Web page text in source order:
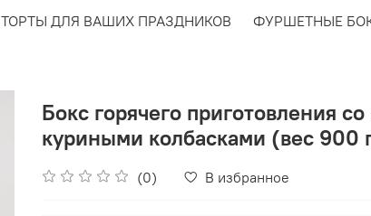
ТОРТЫ ДЛЯ ВАШИХ ПРАЗДНИКОВ ФУРШЕТНЫЕ
Бокс горячего приготовления
куриными колбасками (вес 900
(0) В избранное